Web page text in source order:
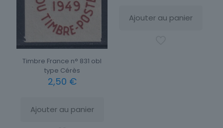
Timbre France n° 831 obl
type Cérès
2,50 €
Ajouter au panier
Ajouter au panier